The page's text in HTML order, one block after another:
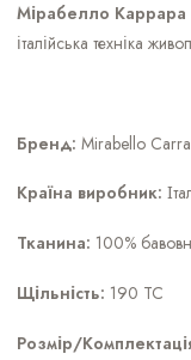
Мірабелло Каррара
італійська техніка
Бренд: Mirabello
Країна виробник:
Тканина: 100%
Щільність: 190 ТС
Розмір/